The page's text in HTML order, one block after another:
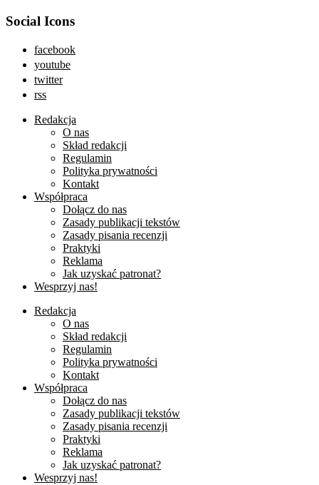
Social Icons
facebook
youtube
twitter
rss
Redakcja
O nas
Skład redakcji
Regulamin
Polityka prywatności
Kontakt
Współpraca
Dołącz do nas
Zasady publikacji tekstów
Zasady pisania recenzji
Praktyki
Reklama
Jak uzyskać patronat?
Wesprzyj nas!
Redakcja
O nas
Skład redakcji
Regulamin
Polityka prywatności
Kontakt
Współpraca
Dołącz do nas
Zasady publikacji tekstów
Zasady pisania recenzji
Praktyki
Reklama
Jak uzyskać patronat?
Wesprzyj nas!